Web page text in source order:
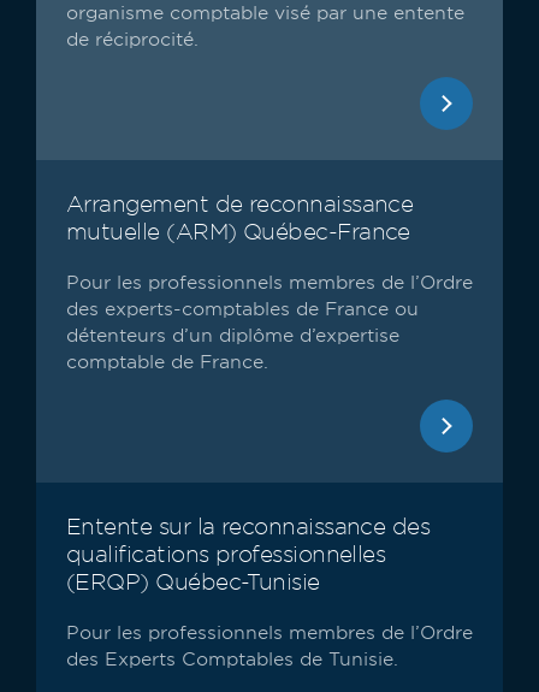
organisme comptable visé par une entente
de réciprocité.
Arrangement de reconnaissance
mutuelle (ARM) Québec-France
Pour les professionnels membres de l’Ordre
des experts-comptables de France ou
détenteurs d’un diplôme d’expertise
comptable de France.
Entente sur la reconnaissance des
qualifications professionnelles
(ERQP) Québec-Tunisie
Pour les professionnels membres de l’Ordre
des Experts Comptables de Tunisie.